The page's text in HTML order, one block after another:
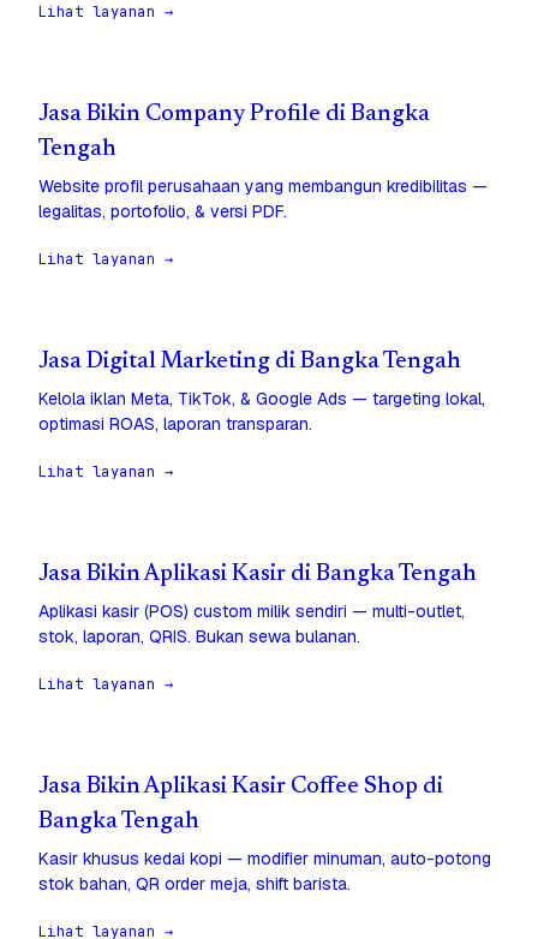
Lihat layanan →
Jasa Bikin Company Profile di Bangka
Tengah
Website profil perusahaan yang membangun kredibilitas —
legalitas, portofolio, & versi PDF.
Lihat layanan →
Jasa Digital Marketing di Bangka Tengah
Kelola iklan Meta, TikTok, & Google Ads — targeting lokal,
optimasi ROAS, laporan transparan.
Lihat layanan →
Jasa Bikin Aplikasi Kasir di Bangka Tengah
Aplikasi kasir (POS) custom milik sendiri — multi-outlet,
stok, laporan, QRIS. Bukan sewa bulanan.
Lihat layanan →
Jasa Bikin Aplikasi Kasir Coffee Shop di
Bangka Tengah
Kasir khusus kedai kopi — modifier minuman, auto-potong
stok bahan, QR order meja, shift barista.
Lihat layanan →